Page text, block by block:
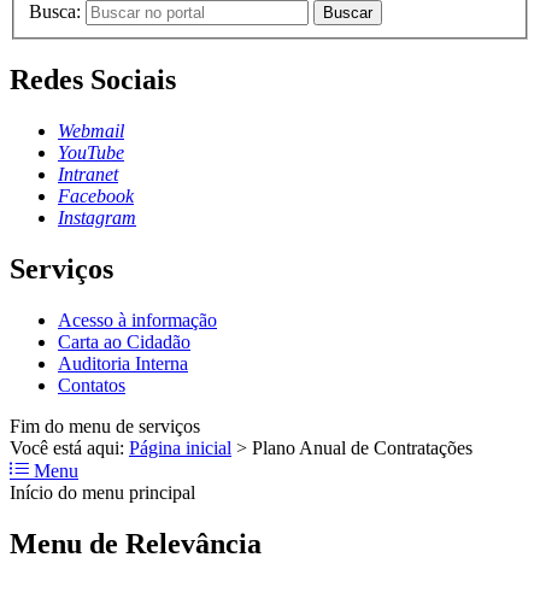
Busca: Buscar
Redes Sociais
Webmail
YouTube
Intranet
Facebook
Instagram
Serviços
Acesso à informação
Carta ao Cidadão
Auditoria Interna
Contatos
Fim do menu de serviços
Você está aqui: Página inicial > Plano Anual de Contratações
Menu
Início do menu principal
Menu de Relevância